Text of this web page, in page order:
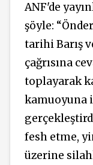
ANF'de
şöyle:
tarihi Barış
çağrısına
toplayarak
kamuoyuna
fesh etme,
üzerine